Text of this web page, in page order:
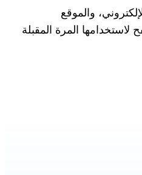
والموقع
لاستخدامها المرة المقبلة